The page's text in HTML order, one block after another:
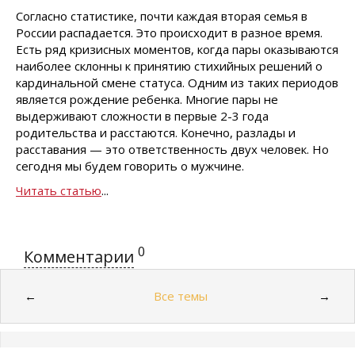
Согласно статистике, почти каждая вторая семья в
России распадается. Это происходит в разное время.
Есть ряд кризисных моментов, когда пары оказываются
наиболее склонны к принятию стихийных решений о
кардинальной смене статуса. Одним из таких периодов
является рождение ребенка. Многие пары не
выдерживают сложности в первые 2-3 года
родительства и расстаются. Конечно, разлады и
расставания — это ответственность двух человек. Но
сегодня мы будем говорить о мужчине.
Читать статью...
Комментарии 0
← Все темы →